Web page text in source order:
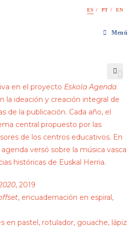
ES PT EN
Menú
🔍
en el proyecto Eskola Agenda
la ideación y creación integral de
de la publicación. Cada año, el
central propuesto por las
de los centros educativos. En
versó sobre la música vasca
históricas de Euskal Herria.
, 2019
, encuadernación en espiral,
en pastel, rotulador, gouache, lápiz